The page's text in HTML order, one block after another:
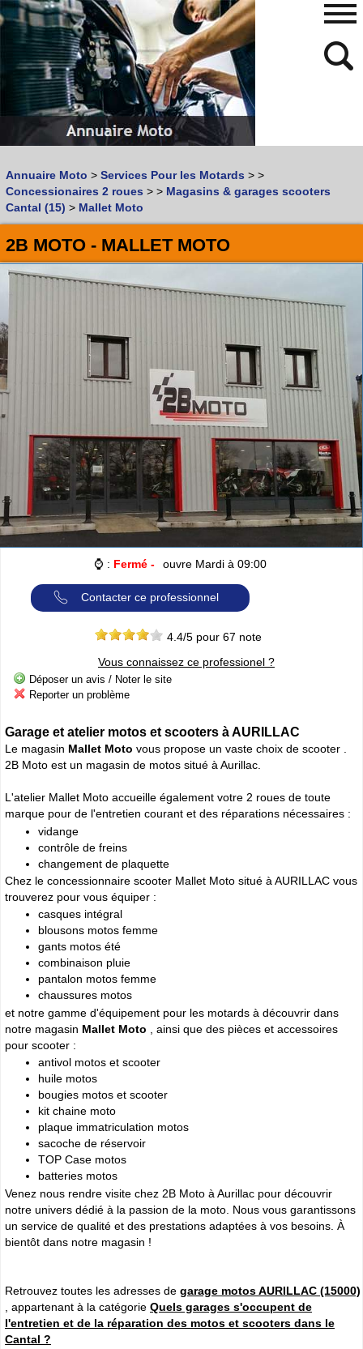
Vous recherchez un garage MOTOouSCOOTER
Quoi :
Où :
Retrouvez dans votre VILLE
les bonnes adresses de
L'ANNUAIRE MOTO & SCOOTER
Cliquer sur la 1ere lettre du nom de votre ville pour voir notre
SÉLECTION d'adresses :
(83) E(80) F(94) G
(52) I (31) J L M
(295)
N
(47) P(227) Q (18) R(128) S T(102) U(12)
W(22) X (1) Y (13)
CatégoriesANNUAIRE MOTOS
Ou trouver un garageMOTOS ou SCOOTERS, un magasin prés
de chez vous ?
Retrouvez toutes les informations pratiques pour les
compétition moto
Espace professionnels MOTO
Gestion de votre compte PRO
480
768
Annuaire Moto > Services Pour les Motards > >
Concessionaires 2 roues > > Magasins & garages scooters
Cantal (15) > Mallet Moto
2B MOTO - MALLET MOTO
⌚ : Fermé - ouvre Mardi à 09:00
Contacter ce professionnel
4.4/5 pour 67 note
Vous connaissez ce professionel ?
Déposer un avis / Noter le site
Reporter un problème
Garage et atelier motos et scooters à AURILLAC
Le magasin Mallet Moto vous propose un vaste choix de scooter .
2B Moto est un magasin de motos situé à Aurillac.
L'atelier Mallet Moto accueille également votre 2 roues de toute
marque pour de l'entretien courant et des réparations nécessaires :
vidange
contrôle de freins
changement de plaquette
Chez le concessionnaire scooter Mallet Moto situé à AURILLAC vous
trouverez pour vous équiper :
casques intégral
blousons motos femme
gants motos été
combinaison pluie
pantalon motos femme
chaussures motos
et notre gamme d'équipement pour les motards à découvrir dans
notre magasin Mallet Moto , ainsi que des pièces et accessoires
pour scooter :
antivol motos et scooter
huile motos
bougies motos et scooter
kit chaine moto
plaque immatriculation motos
sacoche de réservoir
TOP Case motos
batteries motos
Venez nous rendre visite chez 2B Moto à Aurillac pour découvrir
notre univers dédié à la passion de la moto. Nous vous garantissons
un service de qualité et des prestations adaptées à vos besoins. À
bientôt dans notre magasin !
Retrouvez toutes les adresses de garage motos AURILLAC (15000)
, appartenant à la catégorie Quels garages s'occupent de
l'entretien et de la réparation des motos et scooters dans le
Cantal ?